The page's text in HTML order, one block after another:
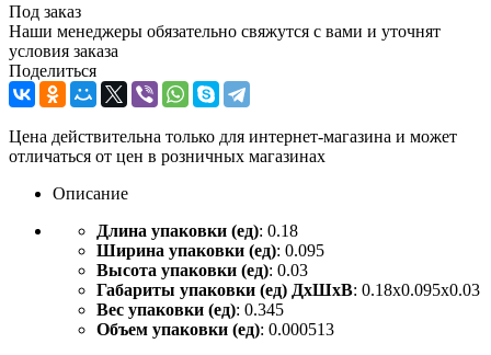
Под заказ
Наши менеджеры обязательно свяжутся с вами и уточнят
условия заказа
Поделиться
Цена действительна только для интернет-магазина и может
отличаться от цен в розничных магазинах
Описание
Длина упаковки (ед): 0.18
Ширина упаковки (ед): 0.095
Высота упаковки (ед): 0.03
Габариты упаковки (ед) ДхШхВ: 0.18x0.095x0.03
Вес упаковки (ед): 0.345
Объем упаковки (ед): 0.000513